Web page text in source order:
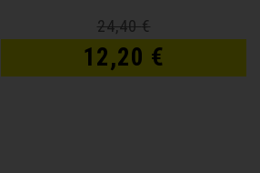
24,40€
12,20 €